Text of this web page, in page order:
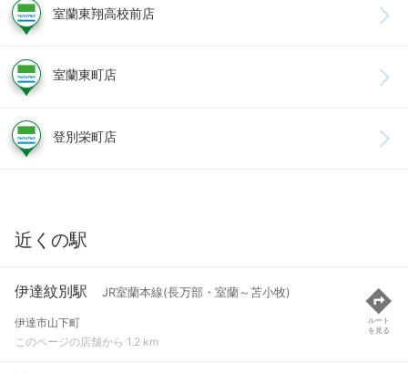
室蘭東翔高校前店
室蘭東町店
登別栄町店
近くの駅
伊達紋別駅 JR室蘭本線(長万部・室蘭～苫小牧)
伊達市山下町
このページの店舗から 1.2 km
ルート
を見る